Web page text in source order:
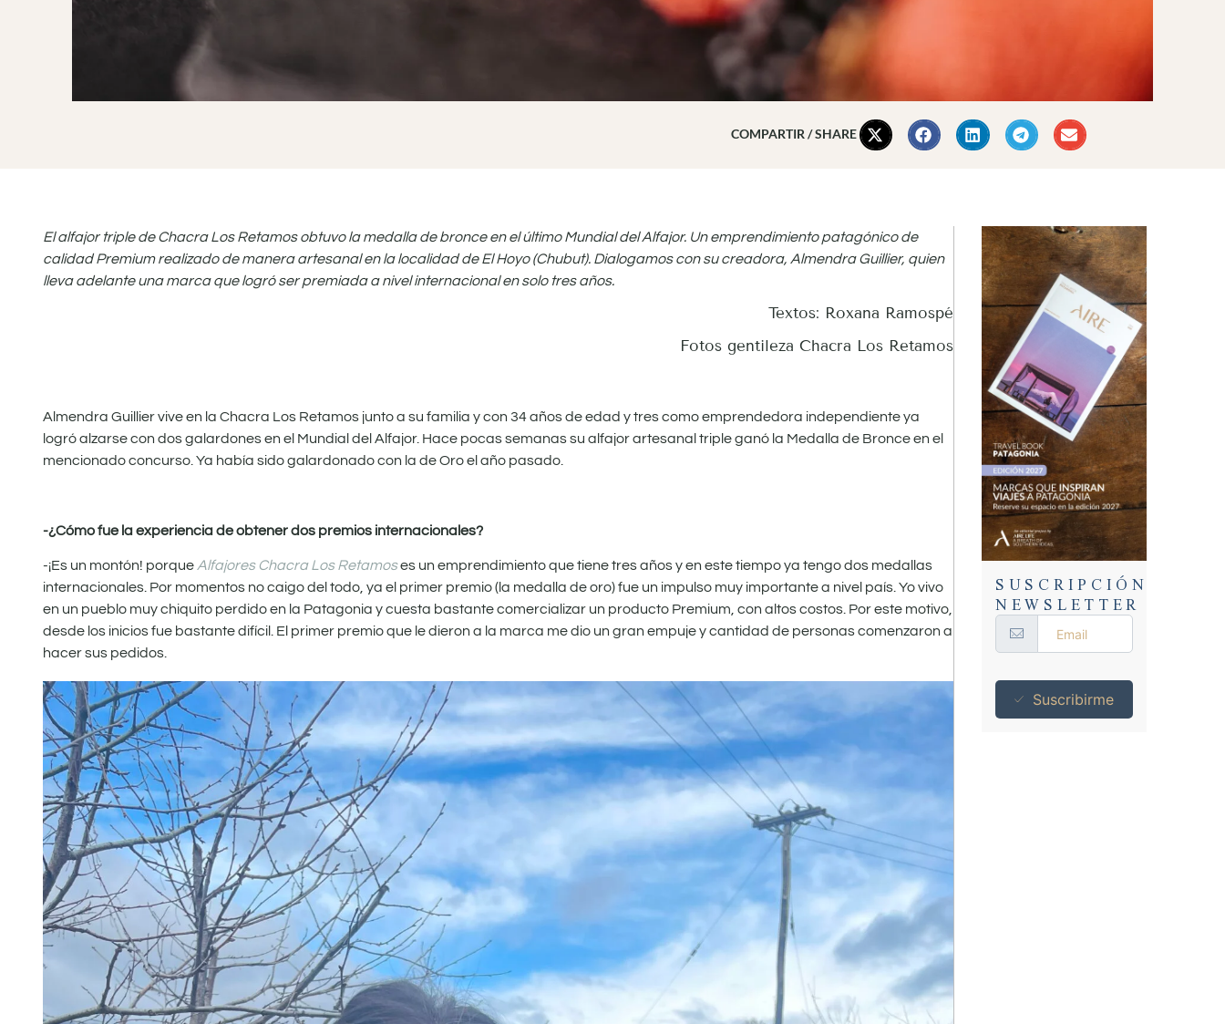
COMPARTIR / SHARE
El alfajor triple de Chacra Los Retamos obtuvo la medalla de bronce en el último Mundial del Alfajor. Un emprendimiento patagónico de
calidad Premium realizado de manera artesanal en la localidad de El Hoyo (Chubut). Dialogamos con su creadora, Almendra Guillier, quien
lleva adelante una marca que logró ser premiada a nivel internacional en solo tres años.
Textos: Roxana Ramospé
Fotos gentileza Chacra Los Retamos
Almendra Guillier vive en la Chacra Los Retamos junto a su familia y con 34 años de edad y tres como emprendedora independiente ya
logró alzarse con dos galardones en el Mundial del Alfajor. Hace pocas semanas su alfajor artesanal triple ganó la Medalla de Bronce en el
mencionado concurso. Ya había sido galardonado con la de Oro el año pasado.
-¿Cómo fue la experiencia de obtener dos premios internacionales?
-¡Es un montón! porque Alfajores Chacra Los Retamoses un emprendimiento que tiene tres años y en este tiempo ya tengo dos medallas
internacionales. Por momentos no caigo del todo, ya el primer premio (la medalla de oro) fue un impulso muy importante a nivel país. Yo vivo
en un pueblo muy chiquito perdido en la Patagonia y cuesta bastante comercializar un producto Premium, con altos costos. Por este motivo,
desde los inicios fue bastante difícil. El primer premio que le dieron a la marca me dio un gran empuje y cantidad de personas comenzaron a
hacer sus pedidos.
SUSCRIPCIÓN
NEWSLETTER
Suscribirme